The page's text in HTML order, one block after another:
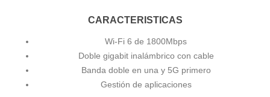
CARACTERISTICAS
Wi-Fi 6 de 1800Mbps
Doble gigabit inalámbrico con cable
Banda doble en una y 5G primero
Gestión de aplicaciones